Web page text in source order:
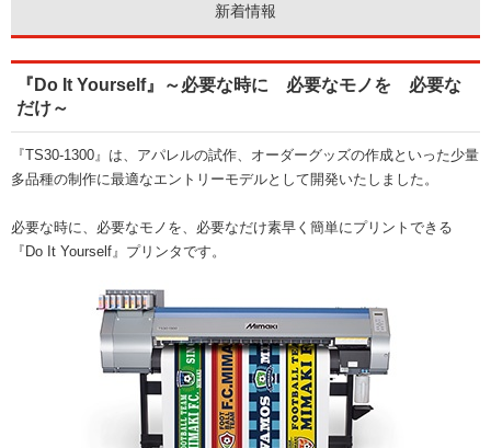
新着情報
『Do It Yourself』～必要な時に 必要なモノを 必要な
だけ～
『TS30-1300』は、アパレルの試作、オーダーグッズの作成といった少量
多品種の制作に最適なエントリーモデルとして開発いたしました。
必要な時に、必要なモノを、必要なだけ素早く簡単にプリントできる
『Do It Yourself』プリンタです。